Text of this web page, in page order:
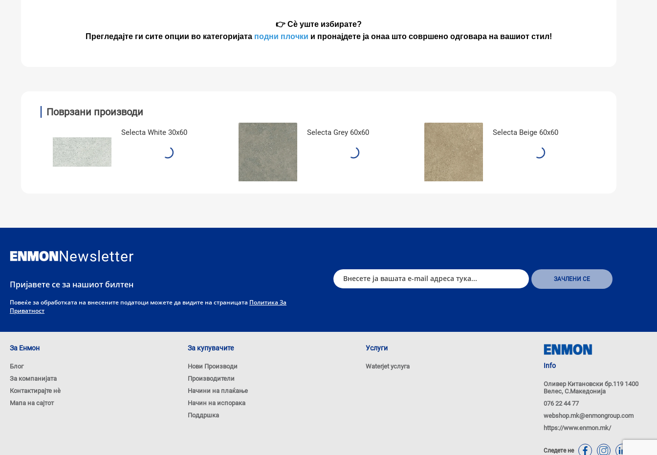
👉 Сѐ уште избирате?
Прегледајте ги сите опции во категоријата подни плочки и пронајдете ја онаа што совршено одговара на вашиот стил!
Поврзани производи
Selecta White 30x60 Selecta Grey 60x60 Selecta Beige 60x60
Newsletter
Пријавете се за нашиот билтен
Повеќе за обработката на внесените податоци можете да видите на страницата Политика За
Приватност
За Енмон
Блог
За компанијата
Контактирајте нѐ
Мапа на сајтот
За купувачите
Нови Производи
Производители
Начини на плаќање
Начин на испорака
Поддршка
Услуги
Waterjet услуга Info
Оливер Китановски бр.119 1400
Велес, С.Македонија
076 22 44 77
webshop.mk@enmongroup.com
https://www.enmon.mk/
Следете не